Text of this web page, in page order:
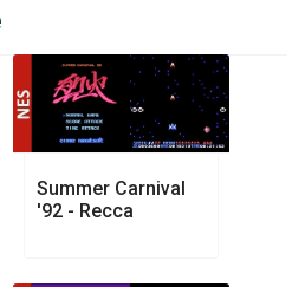
Summer Carnival
'92 - Recca